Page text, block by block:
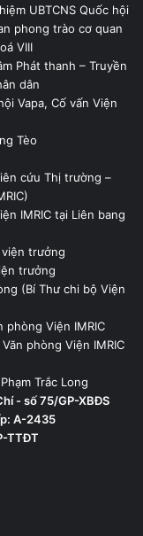
UBTCNS Quốc hội
phong trào cơ quan
VIII
Phát thanh – Truyền
dân
Vapa, Cố vấn Viện
Tèo
cứu Thị trường –
IMRIC tại Liên bang
trưởng
trưởng
(Bí Thư chi bộ Viện
phòng Viện IMRIC
phòng Viện IMRIC
Trắc Long
- số 75/GP-XBĐS
A-2435
TTĐT